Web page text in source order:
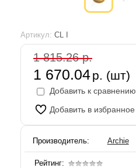
Артикул: CL I
1 815.26 р.
1 670.04р. (шт)
Добавить к сравнению
Добавить в избранное
Производитель: Archie
Рейтинг: